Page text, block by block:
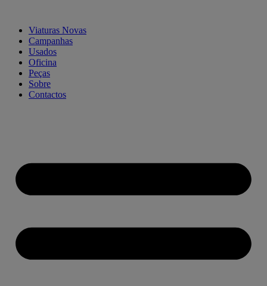
conteúdo
Viaturas Novas
Campanhas
Usados
Oficina
Peças
Sobre
Contactos